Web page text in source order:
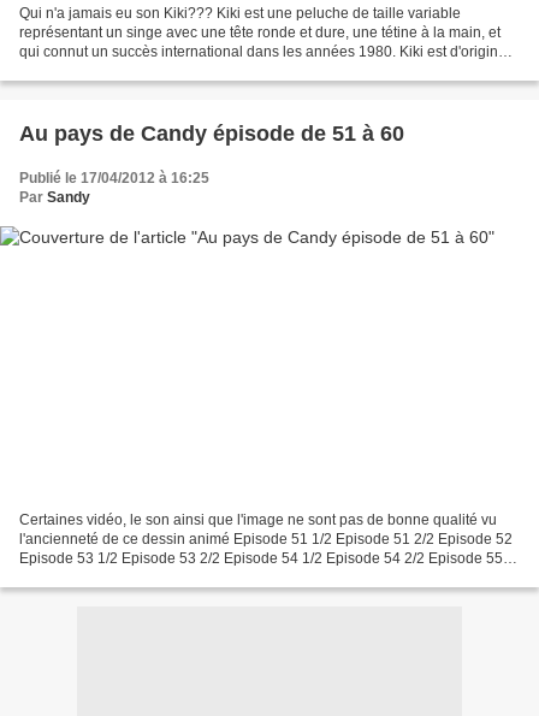
Qui n'a jamais eu son Kiki??? Kiki est une peluche de taille variable
représentant un singe avec une tête ronde et dure, une tétine à la main, et
qui connut un succès international dans les années 1980. Kiki est d'origine
Au pays de Candy épisode de 51 à 60
Publié le 17/04/2012 à 16:25
Par Sandy
Certaines vidéo, le son ainsi que l'image ne sont pas de bonne qualité vu
l'ancienneté de ce dessin animé Episode 51 1/2 Episode 51 2/2 Episode 52
Episode 53 1/2 Episode 53 2/2 Episode 54 1/2 Episode 54 2/2 Episode 55